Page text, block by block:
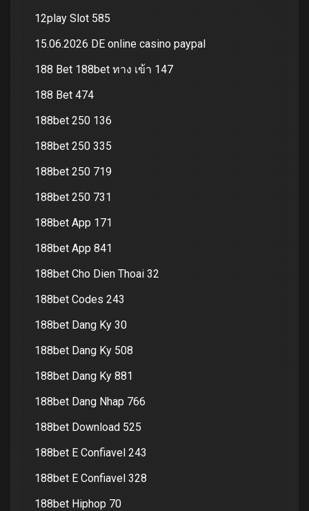
12play Slot 585
15.06.2026 DE online casino paypal
188 Bet 188bet ทาง เข้า 147
188 Bet 474
188bet 250 136
188bet 250 335
188bet 250 719
188bet 250 731
188bet App 171
188bet App 841
188bet Cho Dien Thoai 32
188bet Codes 243
188bet Dang Ky 30
188bet Dang Ky 508
188bet Dang Ky 881
188bet Dang Nhap 766
188bet Download 525
188bet E Confiavel 243
188bet E Confiavel 328
188bet Hiphop 70